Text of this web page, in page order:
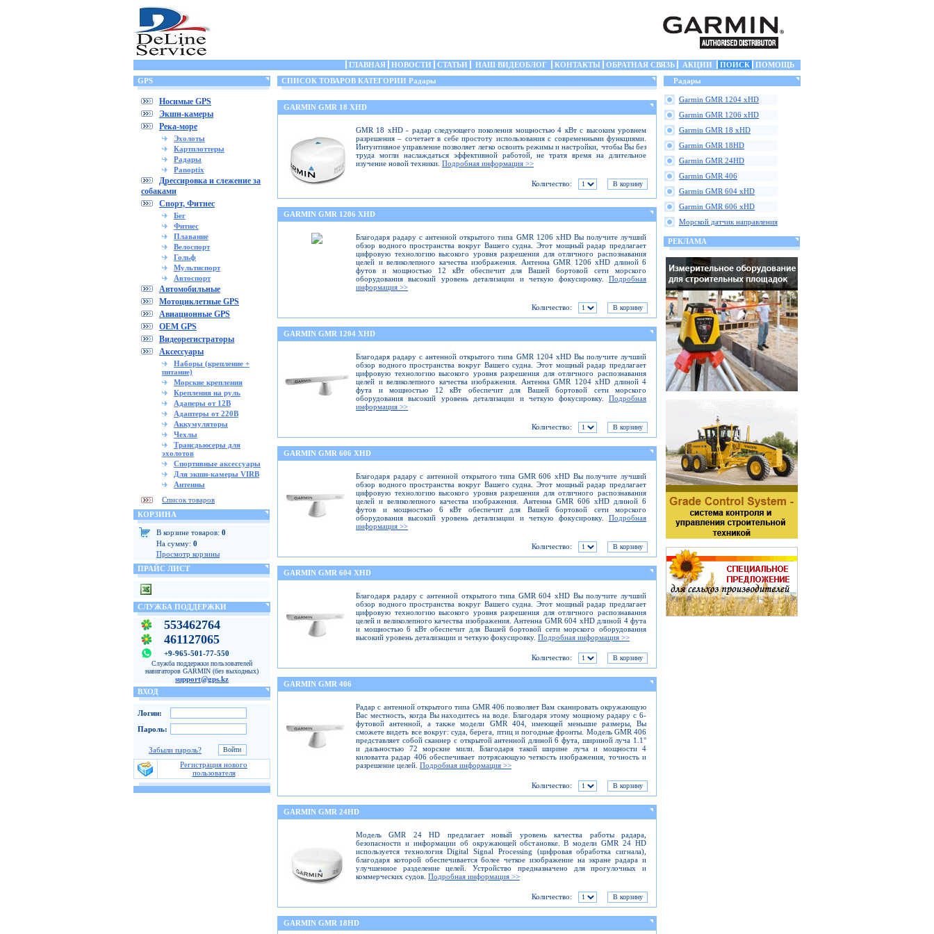
ГЛАВНАЯ НОВОСТИ СТАТЬИ НАШ ВИДЕОБЛОГ КОНТАКТЫ ОБРАТНАЯ СВЯЗЬ АКЦИИ ПОИСК
ПОМОЩЬ
GPS
Носимые GPS
Экшн-камеры
Река-море
Эхолоты
Картплоттеры
Радары
Panoptix
Дрессировка и слежение за
собаками
Спорт, Фитнес
Бег
Фитнес
Плавание
Велоспорт
Гольф
Мультиспорт
Автоспорт
Автомобильные
Мотоциклетные GPS
Авиационные GPS
OEM GPS
Видеорегистраторы
Аксессуары
Наборы (крепление +
питание)
Морские крепления
Крепления на руль
Адаперы от 12В
Адаптеры от 220В
Аккумуляторы
Чехлы
Трансдьюсеры для
эхолотов
Спортивные аксессуары
Для экшн-камеры VIRB
Антенны
Список товаров
КОРЗИНА
В корзине товаров: 0
На сумму: 0
Просмотр корзины
ПРАЙС ЛИСТ
СЛУЖБА ПОДДЕРЖКИ
553462764
461127065
+9-965-501-77-550
Служба поддержки пользователей
навигаторов GARMIN (без выходных)
support@gps.kz
ВХОД
Логин:
Пароль:
Забыли пароль?
Регистрация нового
пользователя
СПИСОК ТОВАРОВ КАТЕГОРИИ Радары
GARMIN GMR 18 XHD
GMR 18 xHD - радар следующего поколения мощностью 4 кВт с высоким уровнем
разрешения – сочетает в себе простоту использования с современными функциями.
Интуитивное управление позволяет легко освоить режимы и настройки, чтобы Вы без
труда могли наслаждаться эффективной работой, не тратя время на длительное
изучение новой техники. Подробная информация >>
Количество:
GARMIN GMR 1206 XHD
Благодаря радару с антенной открытого типа GMR 1206 xHD Вы получите лучший
обзор водного пространства вокруг Вашего судна. Этот мощный радар предлагает
цифровую технологию высокого уровня разрешения для отличного распознавания
целей и великолепного качества изображения. Антенна GMR 1206 xHD длиной 6
футов и мощностью 12 кВт обеспечит для Вашей бортовой сети морского
оборудования высокий уровень детализации и четкую фокусировку. Подробная
информация >>
Количество:
GARMIN GMR 1204 XHD
Благодаря радару с антенной открытого типа GMR 1204 xHD Вы получите лучший
обзор водного пространства вокруг Вашего судна. Этот мощный радар предлагает
цифровую технологию высокого уровня разрешения для отличного распознавания
целей и великолепного качества изображения. Антенна GMR 1204 xHD длиной 4
фута и мощностью 12 кВт обеспечит для Вашей бортовой сети морского
оборудования высокий уровень детализации и четкую фокусировку. Подробная
информация >>
Количество:
GARMIN GMR 606 XHD
Благодаря радару с антенной открытого типа GMR 606 xHD Вы получите лучший
обзор водного пространства вокруг Вашего судна. Этот мощный радар предлагает
цифровую технологию высокого уровня разрешения для отличного распознавания
целей и великолепного качества изображения. Антенна GMR 606 xHD длиной 6
футов и мощностью 6 кВт обеспечит для Вашей бортовой сети морского
оборудования высокий уровень детализации и четкую фокусировку. Подробная
информация >>
Количество:
GARMIN GMR 604 XHD
Благодаря радару с антенной открытого типа GMR 604 xHD Вы получите лучший
обзор водного пространства вокруг Вашего судна. Этот мощный радар предлагает
цифровую технологию высокого уровня разрешения для отличного распознавания
целей и великолепного качества изображения. Антенна GMR 604 xHD длиной 4 фута
и мощностью 6 кВт обеспечит для Вашей бортовой сети морского оборудования
высокий уровень детализации и четкую фокусировку. Подробная информация >>
Количество:
GARMIN GMR 406
Радар с антенной открытого типа GMR 406 позволяет Вам сканировать окружающую
Вас местность, когда Вы находитесь на воде. Благодаря этому мощному радару с 6-
футовой антенной, а также модели GMR 404, имеющей меньшие размеры, Вы
сможете видеть все вокруг: суда, берега, птиц и погодные фронты. Модель GMR 406
представляет собой сканнер с открытой антенной длиной 6 фута, шириной луча 1.1°
и дальностью 72 морские мили. Благодаря такой ширине луча и мощности 4
киловатта радар 406 обеспечивает потрясающую четкость изображения, точность и
разрешение целей. Подробная информация >>
Количество:
GARMIN GMR 24HD
Модель GMR 24 HD предлагает новый уровень качества работы радара,
безопасности и информации об окружающей обстановке. В модели GMR 24 HD
используется технология Digital Signal Processing (цифровая обработка сигнала),
благодаря которой обеспечивается более четкое изображение на экране радара и
улучшенное разделение целей. Устройство предназначено для прогулочных и
коммерческих судов. Подробная информация >>
Количество:
GARMIN GMR 18HD
Радары
Garmin GMR 1204 xHD
Garmin GMR 1206 xHD
Garmin GMR 18 xHD
Garmin GMR 18HD
Garmin GMR 24HD
Garmin GMR 406
Garmin GMR 604 xHD
Garmin GMR 606 xHD
Морской датчик направления
РЕКЛАМА